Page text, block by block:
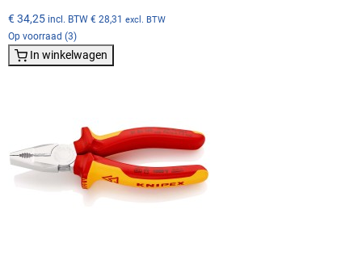
€ 34,25 incl. BTW € 28,31 excl. BTW
Op voorraad (3)
In winkelwagen